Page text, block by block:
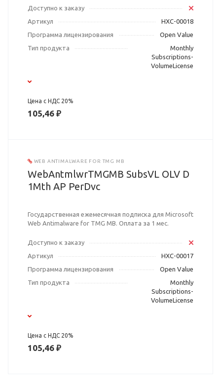
Доступно к заказу
Артикул
HXC-00018
Программа лицензирования
Open Value
Тип продукта
Monthly
Subscriptions-
VolumeLicense
Цена с НДС 20%
105,46 ₽
WEB ANTIMALWARE FOR TMG MB
WebAntmlwrTMGMB SubsVL OLV D
1Mth AP PerDvc
Государственная ежемесячная подписка для Microsoft
Web Antimalware for TMG MB. Оплата за 1 мес.
Доступно к заказу
Артикул
HXC-00017
Программа лицензирования
Open Value
Тип продукта
Monthly
Subscriptions-
VolumeLicense
Цена с НДС 20%
105,46 ₽